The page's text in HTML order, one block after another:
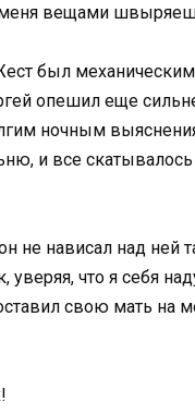
меня вещами
был
опешил еще
ночным
и все скатывалось
не нависал над ней
уверяя, что я себя
свою мать на